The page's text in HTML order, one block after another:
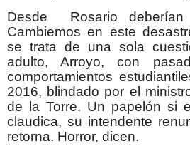
Desde Rosario
Cambiemos en este
se trata de una sola
adulto, Arroyo, con
comportamientos
2016, blindado por el
de la Torre. Un papelón si
claudica, su intendente
retorna. Horror, dicen.